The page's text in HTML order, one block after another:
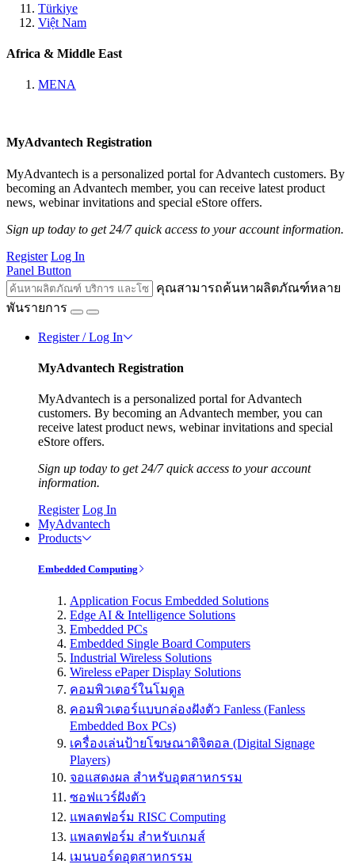
Türkiye
Việt Nam
Africa & Middle East
MENA
MyAdvantech Registration
MyAdvantech is a personalized portal for Advantech customers. By
becoming an Advantech member, you can receive latest product
news, webinar invitations and special eStore offers.
Sign up today to get 24/7 quick access to your account information.
Register Log In
Panel Button
คุณสามารถค้นหาผลิตภัณฑ์หลาย
พันรายการ
Register / Log In
MyAdvantech Registration
MyAdvantech is a personalized portal for Advantech
customers. By becoming an Advantech member, you can
receive latest product news, webinar invitations and special
eStore offers.
Sign up today to get 24/7 quick access to your account
information.
Register Log In
MyAdvantech
Products
Embedded Computing
Application Focus Embedded Solutions
Edge AI & Intelligence Solutions
Embedded PCs
Embedded Single Board Computers
Industrial Wireless Solutions
Wireless ePaper Display Solutions
คอมพิวเตอร์ในโมดูล
คอมพิวเตอร์แบบกล่องฝังตัว Fanless (Fanless
Embedded Box PCs)
เครื่องเล่นป้ายโฆษณาดิจิตอล (Digital Signage
Players)
จอแสดงผล สำหรับอุตสาหกรรม
ซอฟแวร์ฝังตัว
แพลตฟอร์ม RISC Computing
แพลตฟอร์ม สำหรับเกมส์
เมนบอร์ดอุตสาหกรรม